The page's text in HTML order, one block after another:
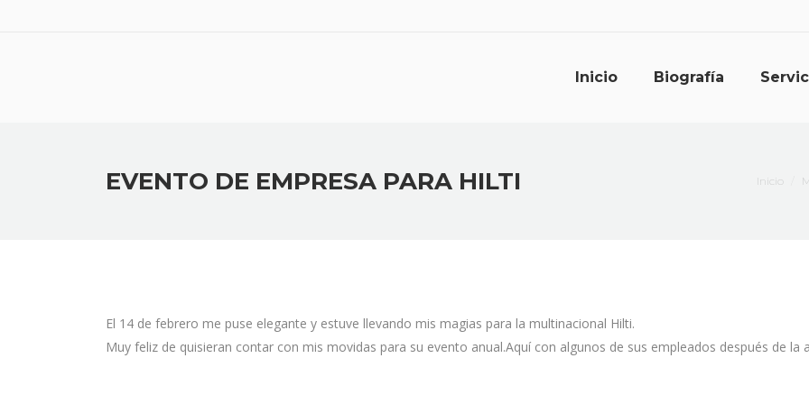
Inicio Biografía
EVENTO DE EMPRESA PARA HILTI Estás
Inicio
El 14 de febrero me puse elegante y estuve llevando mis magias para la multinacional Hilti.
Muy feliz de quisieran contar con mis movidas para su evento anual.Aquí con algunos de sus empleados después de la